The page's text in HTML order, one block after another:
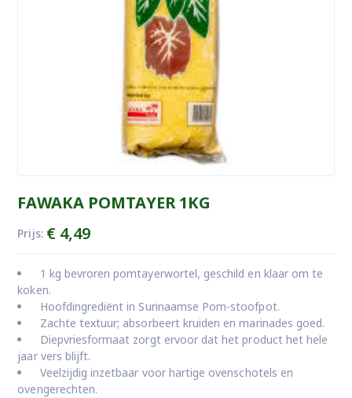
FAWAKA POMTAYER 1KG
Prijs: €4,49
1 kg bevroren pomtayerwortel, geschild en klaar om te
koken.
Hoofdingrediënt in Surinaamse Pom-stoofpot.
Zachte textuur; absorbeert kruiden en marinades goed.
Diepvriesformaat zorgt ervoor dat het product het hele
jaar vers blijft.
Veelzijdig inzetbaar voor hartige ovenschotels en
ovengerechten.